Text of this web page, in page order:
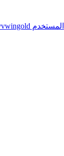
المستخدم vvvwingold